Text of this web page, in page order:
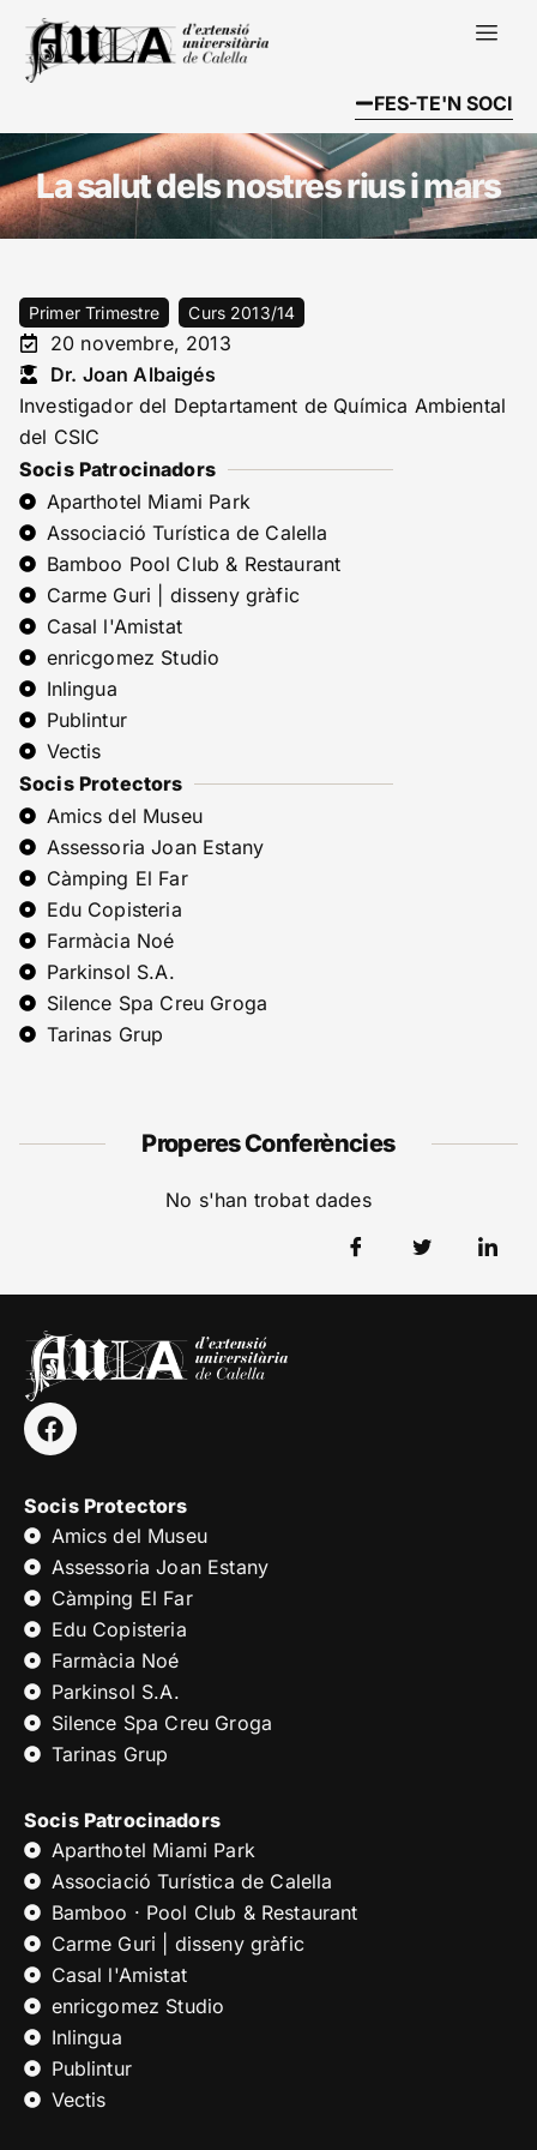
FES-TE'N SOCI
La salut dels nostres rius i mars
Primer Trimestre Curs 2013/14
20 novembre, 2013
Dr. Joan Albaigés
Investigador del Deptartament de Química Ambiental
del CSIC
Socis Patrocinadors
Aparthotel Miami Park
Associació Turística de Calella
Bamboo Pool Club & Restaurant
Carme Guri | disseny gràfic
Casal l'Amistat
enricgomez Studio
Inlingua
Publintur
Vectis
Socis Protectors
Amics del Museu
Assessoria Joan Estany
Càmping El Far
Edu Copisteria
Farmàcia Noé
Parkinsol S.A.
Silence Spa Creu Groga
Tarinas Grup
Properes Conferències
No s'han trobat dades
Socis Protectors
Amics del Museu
Assessoria Joan Estany
Càmping El Far
Edu Copisteria
Farmàcia Noé
Parkinsol S.A.
Silence Spa Creu Groga
Tarinas Grup
Socis Patrocinadors
Aparthotel Miami Park
Associació Turística de Calella
Bamboo · Pool Club & Restaurant
Carme Guri | disseny gràfic
Casal l'Amistat
enricgomez Studio
Inlingua
Publintur
Vectis